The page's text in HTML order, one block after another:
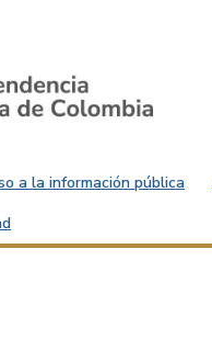
a la información pública